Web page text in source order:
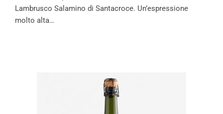
Lambrusco Salamino di Santacroce. Un’espressione
molto alta…